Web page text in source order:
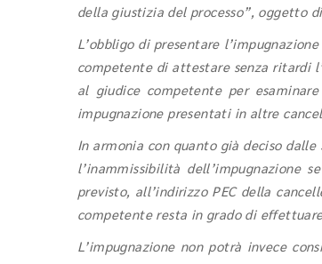
della giustizia del processo”, oggetto
L’obbligo di presentare
competente di attestare senza ritardi
al giudice competente per
impugnazione presentati in altre
In armonia con quanto già deciso
l’inammissibilità
previsto, all’indirizzo PEC della
competente resta in grado di
L’impugnazione non potrà invece